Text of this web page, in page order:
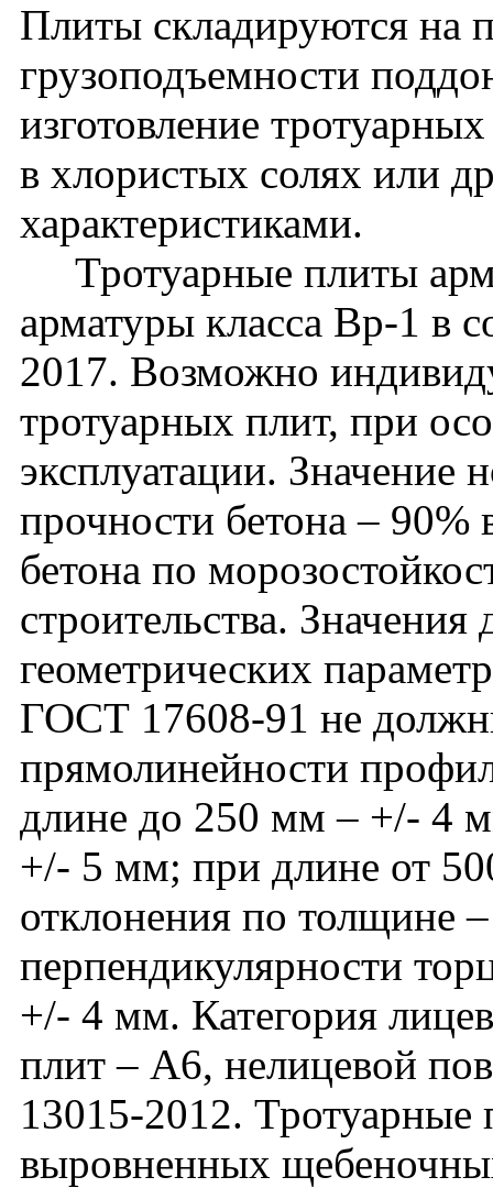
Плиты складируются на
грузоподъемности
изготовление
в хлористых солях или
характеристиками.
Тротуарные плиты
арматуры класса Вр-1 в
2017. Возможно
тротуарных плит, при
эксплуатации. Значение
прочности бетона – 90%
бетона по
строительства.
геометрических
ГОСТ 17608-91 не
прямолинейности
длине до 250 мм – +/- 4
+/- 5 мм; при длине от
отклонения по толщине
перпендикулярности
+/- 4 мм. Категория
плит – А6, нелицевой
13015-2012.
выровненных